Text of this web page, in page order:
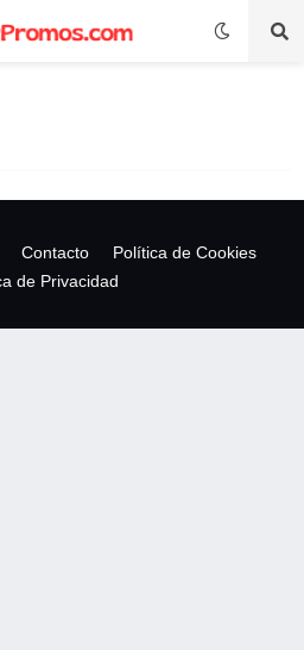
Contacto
Política de Cookies
de Privacidad